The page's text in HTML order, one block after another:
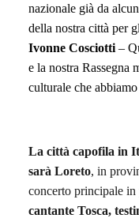
nazionale già da
della nostra città per
Ivonne Cosciotti –
e la nostra Rassegna
culturale che
La città capofila in
sarà Loreto, in
concerto principale in
cantante Tosca,